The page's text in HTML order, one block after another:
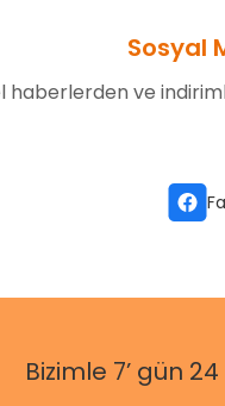
Sosyal
haberlerden ve
Bizimle 7’ gün